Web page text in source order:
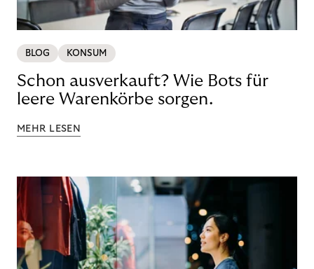
BLOG KONSUM
Schon ausverkauft? Wie Bots für
leere Warenkörbe sorgen.
MEHR LESEN